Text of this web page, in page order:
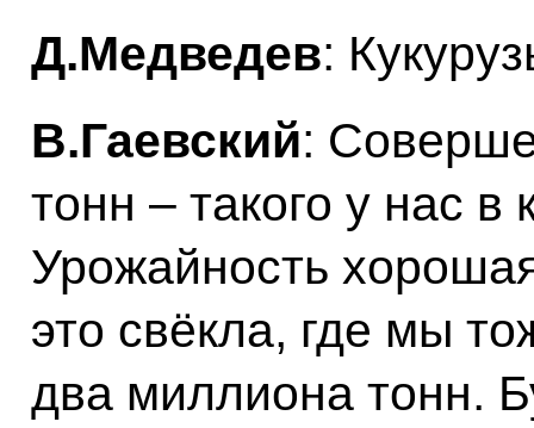
Д.Медведев:
В.Гаевский:
тонн – такого у нас
Урожайность
это свёкла, где мы
два миллиона тонн.